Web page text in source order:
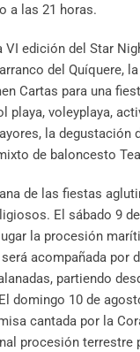
a las 21 horas.
VI edición del Star
del Quíquere,
Cartas para una
playa, voleyplaya,
la degustación
de baloncesto
de las fiestas
El sábado 9
la procesión
acompañada por
partiendo
domingo 10 de
cantada por la
procesión terrestre